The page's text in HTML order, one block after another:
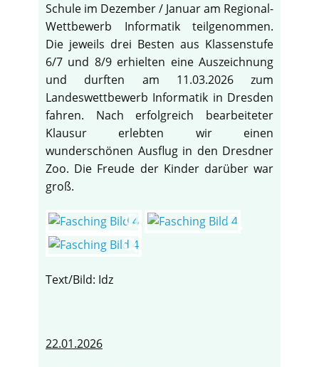
Schule im Dezember / Januar am Regional-
Wettbewerb Informatik teilgenommen.
Die jeweils drei Besten aus Klassenstufe
6/7 und 8/9 erhielten eine Auszeichnung
und durften am 11.03.2026 zum
Landeswettbewerb Informatik in Dresden
fahren. Nach erfolgreich bearbeiteter
Klausur erlebten wir einen
wunderschönen Ausflug in den Dresdner
Zoo. Die Freude der Kinder darüber war
groß.
Text/Bild: Idz
22.01.2026